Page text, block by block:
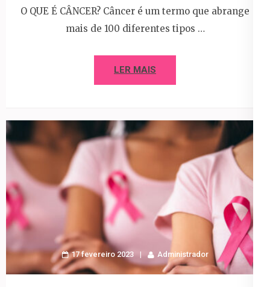
O QUE É CÂNCER? Câncer é um termo que abrange
mais de 100 diferentes tipos …
LER MAIS
17 fevereiro 2023 Administrador